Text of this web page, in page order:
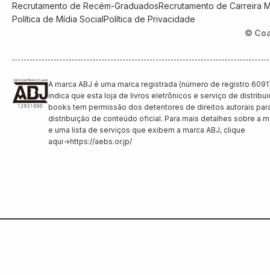
Recrutamento de Recém-GraduadosRecrutamento de Carreira
Política de Mídia SocialPolítica de Privacidade
©
A marca ABJ é uma marca registrada (número de registro
indica que esta loja de livros eletrônicos e serviço de
books tem permissão dos detentores de direitos autorais
distribuição de conteúdo oficial. Para mais detalhes sobre a
e uma lista de serviços que exibem a marca ABJ, clique
aqui→https://aebs.or.jp/